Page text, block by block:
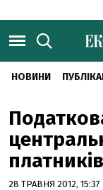
НОВИНИ
28 ТРАВНЯ 2012, 15:37